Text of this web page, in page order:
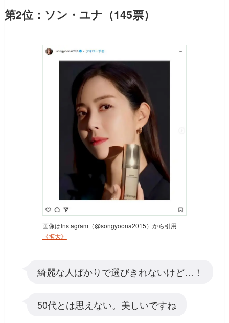
第2位：ソン・ユナ（145票）
画像はInstagram（@songyoona2015）から引用
《拡大》
綺麗な人ばかりで選びきれないけど…！
50代とは思えない。美しいですね